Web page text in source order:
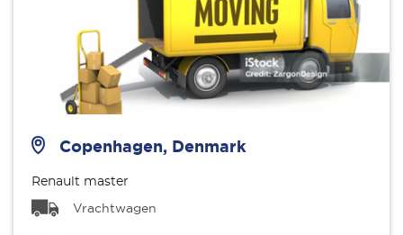
Copenhagen, Denmark
Renault master
Vrachtwagen